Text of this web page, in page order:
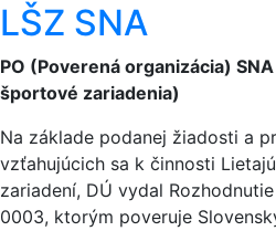
LŠZ SNA
PO (Poverená organizácia)
športové zariadenia)
Na základe podanej žiadosti a
vzťahujúcich sa k činnosti
zariadení, DÚ vydal
0003, ktorým poveruje